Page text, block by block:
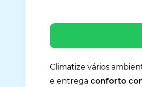
Climatize vários
e entrega conforto